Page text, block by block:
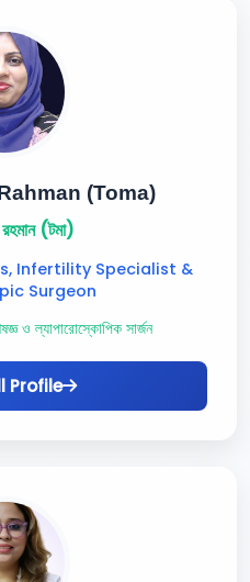
(Toma)
(টমা)
Infertility Specialist &
Surgeon
ও ল্যাপারোস্কোপিক সার্জন
Profile